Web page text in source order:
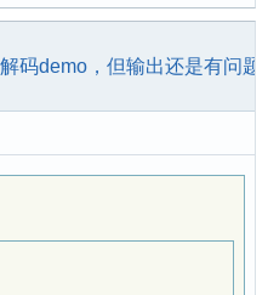
码demo，但输出还是有问题